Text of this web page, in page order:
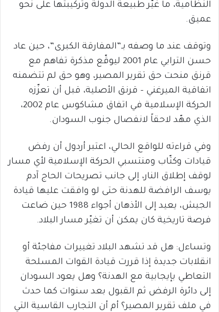
النظامية، ما غيّر طبيعة الدولة وتركيبتها على نحو
عميق.
وتوقف عند ما وصفه بـ”المفارقة الكبرى”، حين عاد
حسن الترابي عام 2001 ليوقّع مذكرة تفاهم مع
قرنق منحت حق تقرير المصير، وهو حق لم تتضمنه
اتفاقية الميرغني – قرنق الأصلية، قبل أن تعزّزه
الحركة الإسلامية في اتفاق مشاكوس عام 2002،
الذي مهّد لاحقاً لانفصال جنوب السودان.
وفي قراءته للواقع الحالي، اعتبر أردول أن رفض
قيادات وكتّاب ومنتسبي الحركة الإسلامية لأي مسار
لوقف إطلاق النار، إلى جانب تصريحات الحاج آدم
يوسف الرافضة للهدنة حتى لو وافقت عليها قيادة
الجيش، يعيد إلى الأذهان أجواء 1988 حين ضاعت
فرصة تاريخية كان يمكن أن تغيّر مسار البلاد.
وتساءل: هل قد تشهد البلاد تغييرات مفاجئة أو
انقلابات جديدة إذا قررت قيادة القوات المسلحة
التعاطي بإيجابية مع الهدنة؟ وهل يعود السودان
إلى دائرة الرفض ثم القبول بعد سنوات كما حدث
في ملف تقرير المصير؟ أم أن التجارب القاسية التي